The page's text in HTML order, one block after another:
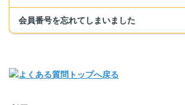
会員番号を忘れてしまいました